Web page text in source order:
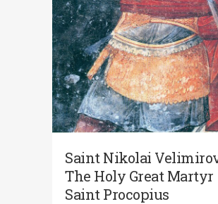
Saint Nikolai
The Holy Great Martyr
Saint Procopius